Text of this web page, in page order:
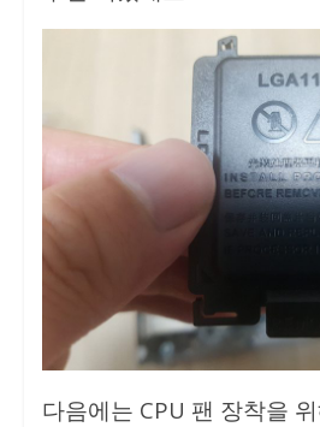
다음에는 CPU 팬 장착을